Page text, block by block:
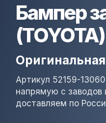
Бампер
(TOYOTA)
Артикул 52159-
напрямую с заводов
доставляем по